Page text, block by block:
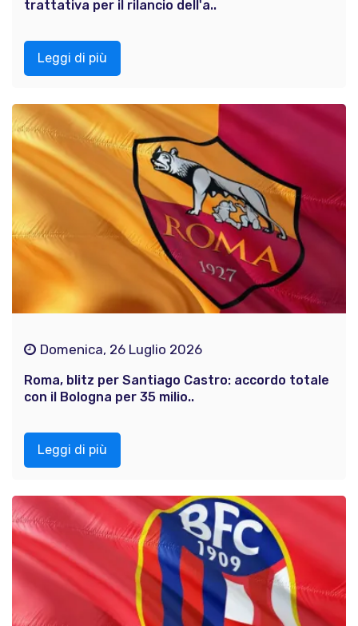
trattativa per il rilancio dell'a..
Leggi di più
Domenica, 26 Luglio 2026
Roma, blitz per Santiago Castro: accordo totale
con il Bologna per 35 milio..
Leggi di più